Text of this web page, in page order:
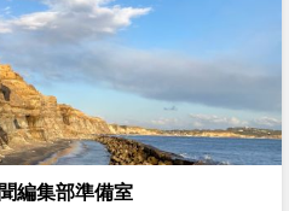
編集部準備室